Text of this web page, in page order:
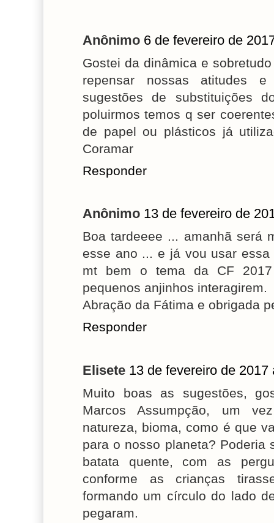
Anônimo 6 de fevereiro de
Gostei da dinâmica e
repensar nossas atitudes
sugestões de substituições
poluirmos temos q ser
de papel ou plásticos já
Coramar
Responder
Anônimo 13 de fevereiro de
Boa tardeeee ... amanhã será
esse ano ... e já vou usar
mt bem o tema da CF
pequenos anjinhos interagirem.
Abração da Fátima e obrigada
Responder
Elisete 13 de fevereiro de 2017
Muito boas as sugestões,
Marcos Assumpção, um
natureza, bioma, como é que
para o nosso planeta? Poderia
batata quente, com as
conforme as crianças
formando um círculo do lado
pegaram.